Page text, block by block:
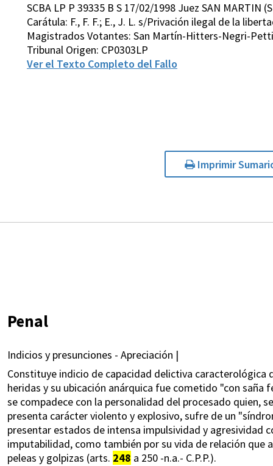
SCBA LP P 39335 B S 17/02/1998 Juez SAN MARTIN
Carátula: F., F. F.; E., J. L. s/Privación ilegal de la
Magistrados Votantes: San Martín-Hitters-Negri-
Tribunal Origen: CP0303LP
Ver el Texto Completo del Fallo
Imprimir
Penal
Indicios y presunciones - Apreciación |
Constituye indicio de capacidad delictiva caracterológica
heridas y su ubicación anárquica fue cometido "con
se compadece con la personalidad del procesado quien,
presenta carácter violento y explosivo, sufre de un
presentar estados de intensa impulsividad y agresividad
imputabilidad, como también por su vida de relación
peleas y golpizas (arts. 248 a 250 -n.a.- C.P.P.).